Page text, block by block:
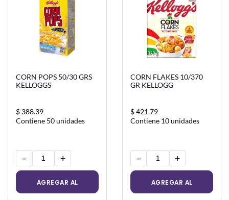
CORN POPS 50/30 GRS
KELLOGGS
$ 388.39
Contiene 50 unidades
− +
AGREGAR AL
CORN FLAKES 10/370
GR KELLOGG
$ 421.79
Contiene 10 unidades
− +
AGREGAR AL